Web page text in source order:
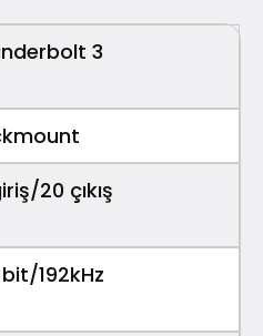
3
20 çıkış
192kHz